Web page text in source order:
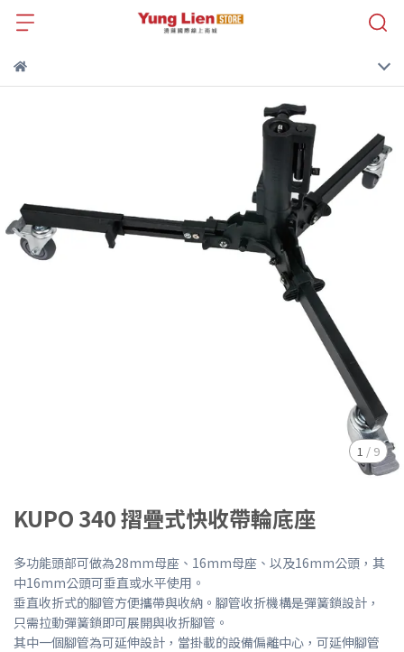
1 / 9
KUPO 340 摺疊式快收帶輪底座
多功能頭部可做為28mm母座、16mm母座、以及16mm公頭，其
中16mm公頭可垂直或水平使用。
垂直收折式的腳管方便攜帶與收納。腳管收折機構是彈簧鎖設計，
只需拉動彈簧鎖即可展開與收折腳管。
其中一個腳管為可延伸設計，當掛載的設備偏離中心，可延伸腳管